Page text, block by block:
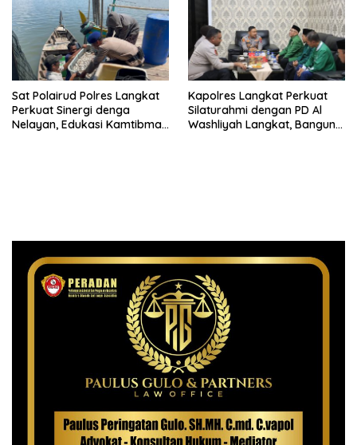
Sat Polairud Polres Langkat
Perkuat Sinergi denga
Nelayan, Edukasi Kamtibmas
Kapolres Langkat Perkuat
Silaturahmi dengan PD Al
Washliyah Langkat, Bangun